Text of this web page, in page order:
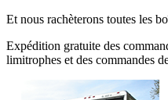
Et nous rachèterons toutes les
Expédition gratuite des
limitrophes et des commandes